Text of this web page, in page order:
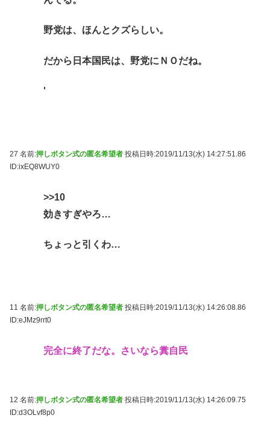
野党は、ほんとクズらしい。
だから日本国民は、野党にＮＯだね。
'
27 名前:押しボタン式の匿名希望者 投稿日時:2019/11/13(水) 14:27:51.86
ID:ixEQ8WUY0
>>10
効きすぎやろ…
ちょっと引くわ…
11 名前:押しボタン式の匿名希望者 投稿日時:2019/11/13(水) 14:26:08.86
ID:eJMz9rrt0
完全に終了だな。さいなら糞自民
12 名前:押しボタン式の匿名希望者 投稿日時:2019/11/13(水) 14:26:09.75
ID:d3OLvf8p0